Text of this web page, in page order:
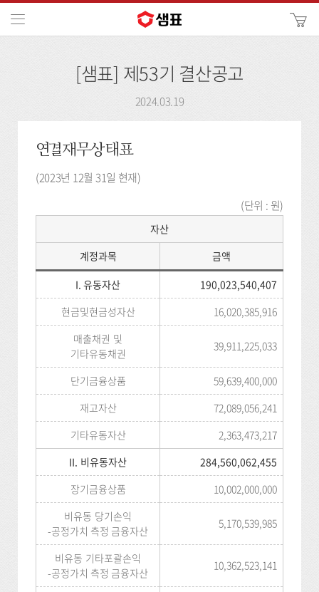
색
[샘표] 제53기 결산공고
2024.03.19
연결재무상태표
(2023년 12월 31일 현재)
(단위 : 원)
자산
계정과목
금액
I. 유동자산
190,023,540,407
현금및현금성자산
16,020,385,916
매출채권 및
기타유동채권
39,911,225,033
단기금융상품
59,639,400,000
재고자산
72,089,056,241
기타유동자산
2,363,473,217
II. 비유동자산
284,560,062,455
장기금융상품
10,002,000,000
비유동 당기손익
-공정가치 측정 금융자산
5,170,539,985
비유동 기타포괄손익
-공정가치 측정 금융자산
10,362,523,141